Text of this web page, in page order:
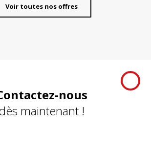
Voir toutes nos offres
nous
maintenant !